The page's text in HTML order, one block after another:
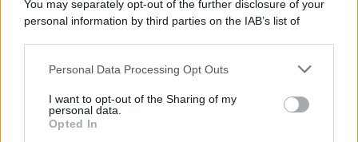
You may separately opt-out of the further disclosure of your
personal information by third parties on the IAB’s list of
This information may also be disclosed by us to third parties
disclose it to other third parties.
Please note that this website/app uses one or more Google
Personal Data Processing Opt Outs
I want to opt-out of the Sharing of my
personal data.
Opted In